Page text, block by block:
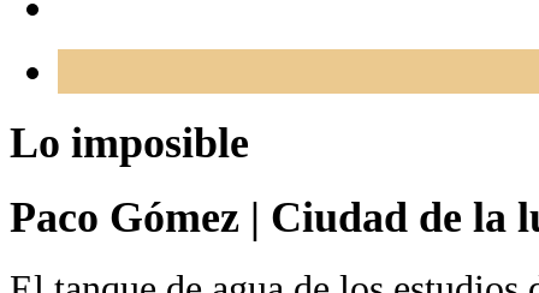
Lo imposible
Paco Gómez | Ciudad de la